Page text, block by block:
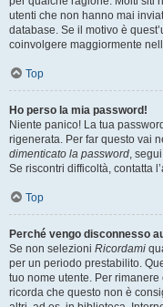
utenti che non hanno mai
database. Se il motivo è
coinvolgere maggiormente
Top
Ho perso la mia password!
Niente panico! La tua
rigenerata. Per far questo vai
dimenticato la password,
Se riscontri difficoltà, contatta
Top
Perché vengo disconnesso
Se non selezioni Ricordami
per un periodo prestabilito.
tuo nome utente. Per
ricorda che questo non è